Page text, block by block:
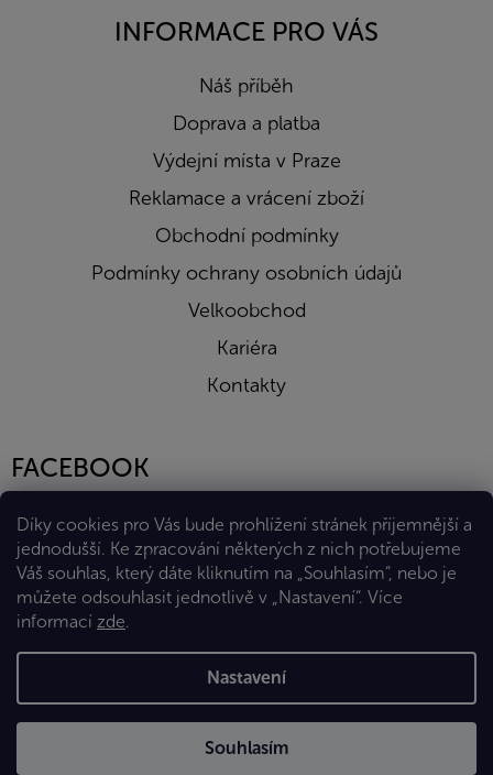
Díky cookies pro Vás bude prohlížení stránek příjemnější a
jednodušší. Ke zpracování některých z nich potřebujeme
Váš souhlas, který dáte kliknutím na „Souhlasím“, nebo je
můžete odsouhlasit jednotlivě v „Nastavení“. Více
informací zde.
Nastavení
Souhlasím
INFORMACE PRO VÁS
Náš příběh
Doprava a platba
Výdejní místa v Praze
Reklamace a vrácení zboží
Obchodní podmínky
Podmínky ochrany osobních údajů
Velkoobchod
Kariéra
Kontakty
FACEBOOK
Vytvořil Shoptet Premium
Copyright 2026Eshop Diana Company, spol. s r.o.. Všechna
práva vyhrazena.